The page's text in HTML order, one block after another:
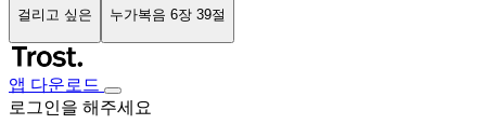
걸리고 싶은 누가복음 6장 39절
앱 다운로드
로그인을 해주세요